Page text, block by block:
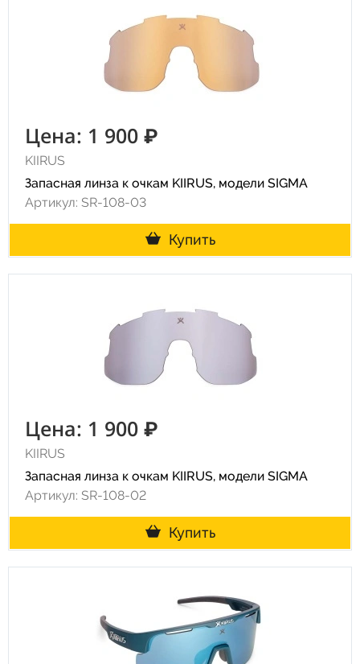
Цена: 1 900 ₽
KIIRUS
Запасная линза к очкам KIIRUS, модели SIGMA
Артикул: SR-108-03
Купить
Цена: 1 900 ₽
KIIRUS
Запасная линза к очкам KIIRUS, модели SIGMA
Артикул: SR-108-02
Купить